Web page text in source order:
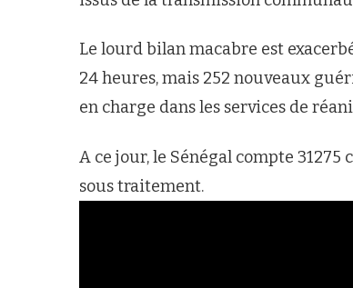
Le lourd bilan macabre est
24 heures, mais 252 nouveaux
en charge dans les services de
A ce jour, le Sénégal compte
sous traitement.